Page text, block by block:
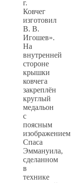
г.
Ковчег
изготовил
В. В.
Игошев».
На
внутренней
стороне
крышки
ковчега
закреплён
круглый
медальон
с
поясным
изображением
Спаса
Эммануила,
сделанном
в
технике